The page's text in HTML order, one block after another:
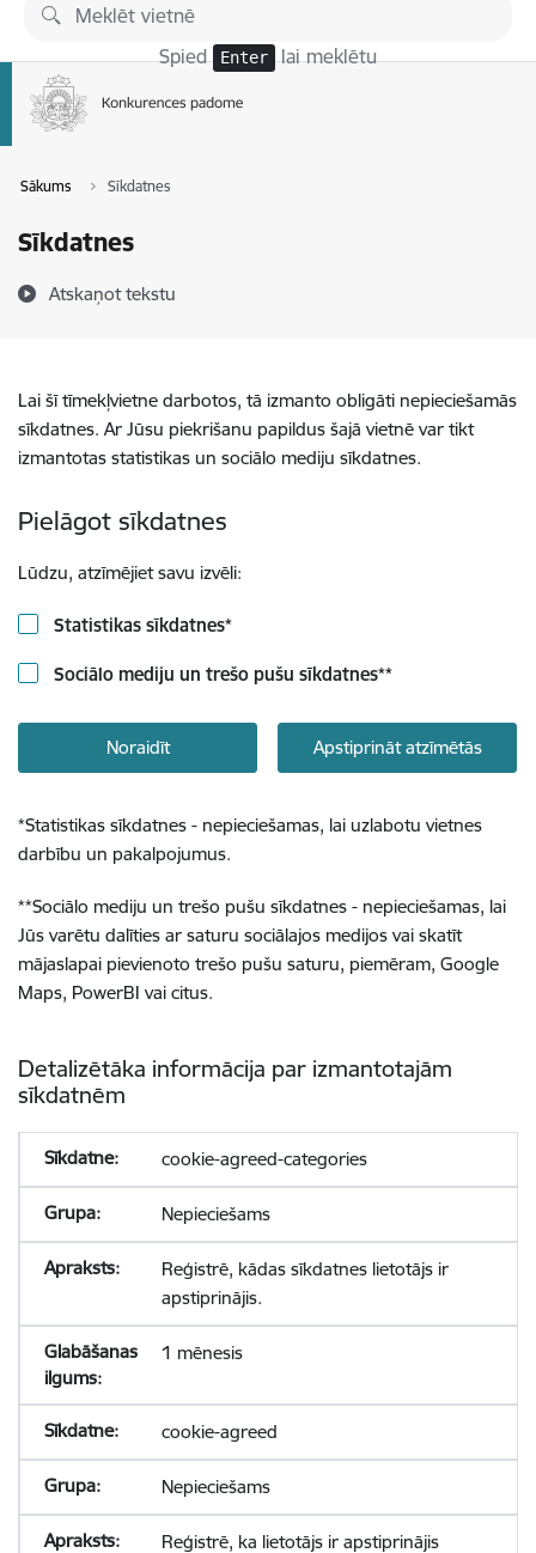
Pāriet uz lapas saturu
Spied Enter lai meklētu
Sākums Sīkdatnes
Sīkdatnes
Atskaņot tekstu
Lai šī tīmekļvietne darbotos, tā izmanto obligāti nepieciešamās
sīkdatnes. Ar Jūsu piekrišanu papildus šajā vietnē var tikt
izmantotas statistikas un sociālo mediju sīkdatnes.
Pielāgot sīkdatnes
Lūdzu, atzīmējiet savu izvēli:
Statistikas sīkdatnes*
Sociālo mediju un trešo pušu sīkdatnes**
Noraidīt Apstiprināt atzīmētās
*Statistikas sīkdatnes - nepieciešamas, lai uzlabotu vietnes
darbību un pakalpojumus.
**Sociālo mediju un trešo pušu sīkdatnes - nepieciešamas, lai
Jūs varētu dalīties ar saturu sociālajos medijos vai skatīt
mājaslapai pievienoto trešo pušu saturu, piemēram, Google
Maps, PowerBI vai citus.
Detalizētāka informācija par izmantotajām
sīkdatnēm
cookie-agreed-categories
Nepieciešams
Reģistrē, kādas sīkdatnes lietotājs ir
apstiprinājis.
1 mēnesis
cookie-agreed
Nepieciešams
Reģistrē, ka lietotājs ir apstiprinājis